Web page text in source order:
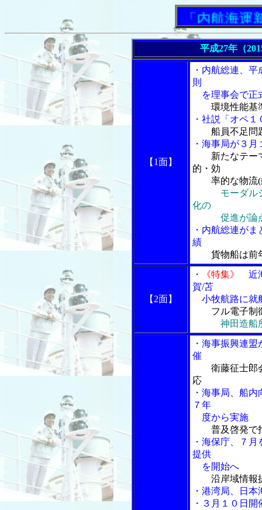
「内航海運新聞
平成27年（
【1面】
・内航総連、
則
を理事会で正
環境性能基
・社説「オペ
船員不足問
・海事局が３
新たなテー
的・効
率的な物流(
モーダル
化の
促進が論
・内航総連が
績
貨物船は前
【2面】
・ 《特集》
近
賀/苫
小牧航路に就
フル電子制
神田造船
・海事振興連
催
衛藤征士郎
応
・海事局、船
７年
度から実施
普及啓発で
・海保庁、７
提供
を開始へ
沿岸域情報
・港湾局、日
・３月１０日